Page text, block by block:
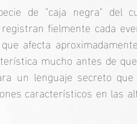
de "caja negra" del
fielmente cada
afecta
mucho antes de
un lenguaje secreto
característicos en las